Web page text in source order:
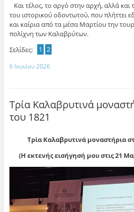
Και τέλος, το αργό στην αρχή, αλλά
του ιστορικού οδοντωτού, που πλήττει
και καίρια από τα μέσα Μαρτίου την
πολίχνη των Καλαβρύτων.
Σελίδες:
1 2
6 Ιουνίου 2026
Τρία Καλαβρυτινά
του 1821
Τρία Καλαβρυτινά μοναστήρια
(Η εκτενής εισήγησή μου στις 21